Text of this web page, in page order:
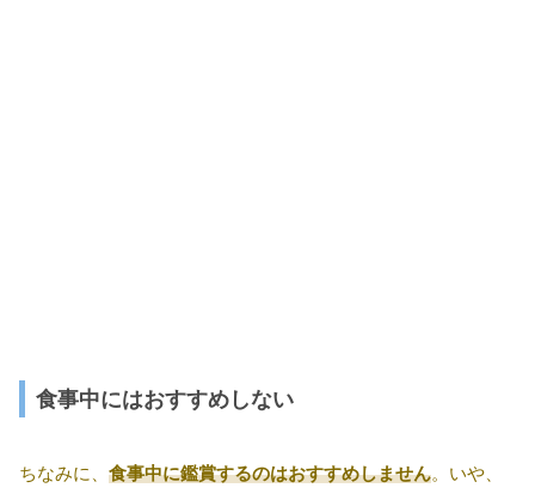
食事中にはおすすめしない
ちなみに、 食事中に鑑賞するのはおすすめしません。いや、